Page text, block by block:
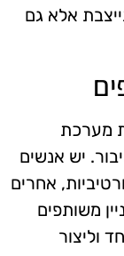
אלא גם
מערכת
יש אנשים
אחרים
משותפים
וליצור